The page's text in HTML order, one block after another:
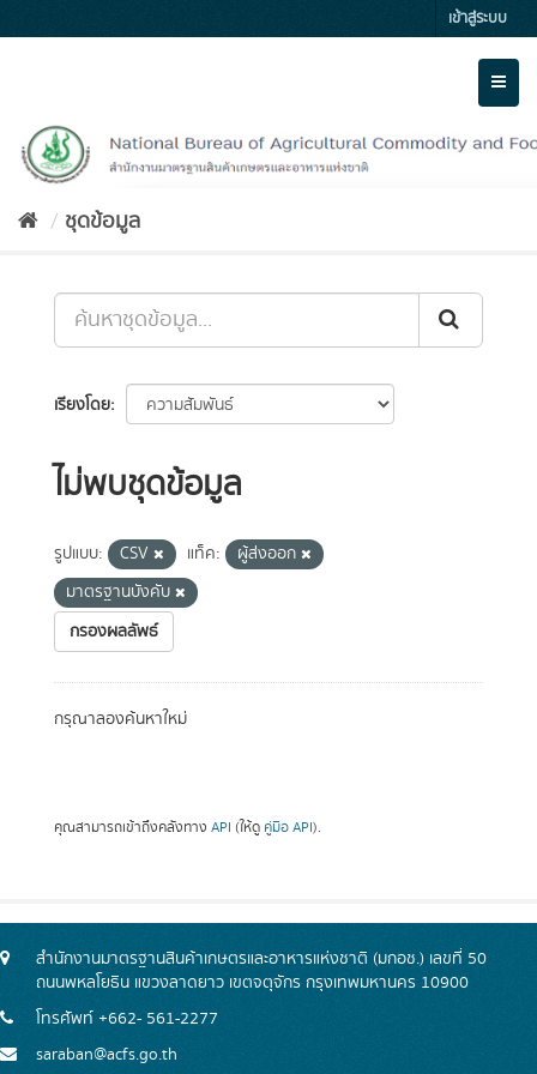
to
เข้าสู่ระบบ
ชุดข้อมูล
เรียงโดย
ไม่พบชุดข้อมูล
รูปแบบ: CSV แท็ค:
ผู้ส่งออก
มาตรฐานบังคับ
กรองผลลัพธ์
กรุณาลองค้นหาใหม่
คุณสามารถเข้าถึงคลังทาง API (ให้ดู คู่มือ API).
สำนักงานมาตรฐานสินค้าเกษตรและอาหารแห่งชาติ (มกอช.) เลขที่ 50
ถนนพหลโยธิน แขวงลาดยาว เขตจตุจักร กรุงเทพมหานคร 10900
โทรศัพท์ +662- 561-2277
saraban@acfs.go.th